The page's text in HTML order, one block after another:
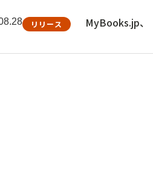
リリース MyBooks.jp、